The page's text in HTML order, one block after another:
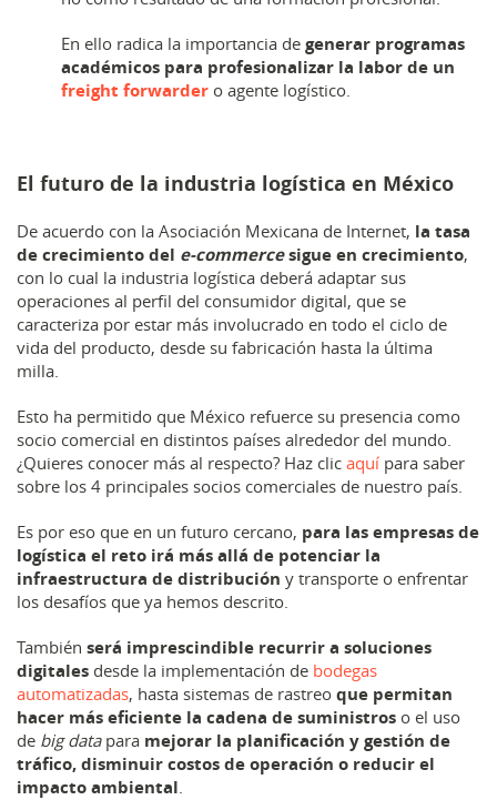
En ello radica la importancia de generar programas
académicos para profesionalizar la labor de un
freight forwarder o agente logístico.
El futuro de la industria logística en México
De acuerdo con la Asociación Mexicana de Internet, la tasa
de crecimiento del e-commercesigue en crecimiento,
con lo cual la industria logística deberá adaptar sus
operaciones al perfil del consumidor digital, que se
caracteriza por estar más involucrado en todo el ciclo de
vida del producto, desde su fabricación hasta la última
milla.
Esto ha permitido que México refuerce su presencia como
socio comercial en distintos países alrededor del mundo.
¿Quieres conocer más al respecto? Haz clic aquí para saber
sobre los 4 principales socios comerciales de nuestro país.
Es por eso que en un futuro cercano, para las empresas de
logística el reto irá más allá de potenciar la
infraestructura de distribución y transporte o enfrentar
los desafíos que ya hemos descrito.
También será imprescindible recurrir a soluciones
digitales desde la implementación de bodegas
automatizadas, hasta sistemas de rastreo que permitan
hacer más eficiente la cadena de suministros o el uso
de big datapara mejorar la planificación y gestión de
tráfico, disminuir costos de operación o reducir el
impacto ambiental.